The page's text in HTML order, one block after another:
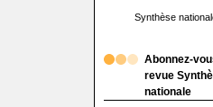
Synthèse
Abonnez-
revue
nationale